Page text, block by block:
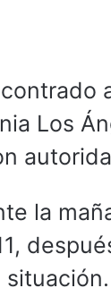
Los
la